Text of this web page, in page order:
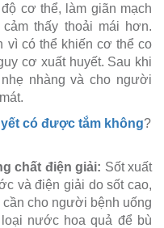
cơ thể, làm giãn mạch
thấy thoải mái hơn.
vì có thể khiến cơ thể co
cơ xuất huyết. Sau khi
nhàng và cho người
có được tắm không?
chất điện giải: Sốt xuất
và điện giải do sốt cao,
cần cho người bệnh uống
nước hoa quả để bù